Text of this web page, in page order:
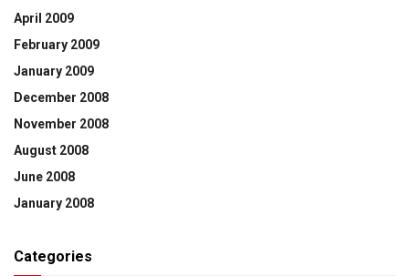
April 2009
February 2009
January 2009
December 2008
November 2008
August 2008
June 2008
January 2008
Categories